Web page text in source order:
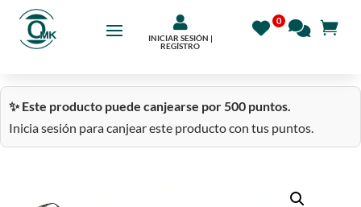

INICIAR SESIÓN |
REGÍSTRO
✨ Este producto puede canjearse por 500 puntos.
Inicia sesión para canjear este producto con tus puntos.